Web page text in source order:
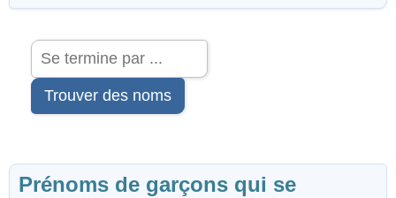
Trouver des noms
Prénoms de garçons qui se